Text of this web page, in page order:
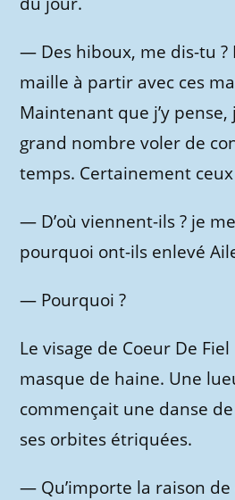
— Des hiboux, me dis-tu ?
maille à partir avec ces
Maintenant que j’y pense,
grand nombre voler de
temps. Certainement
— D’où viennent-ils ? je
pourquoi ont-ils enlevé
— Pourquoi ?
Le visage de Coeur De Fiel
masque de haine. Une
commençait une danse
ses orbites étriquées.
— Qu’importe la raison